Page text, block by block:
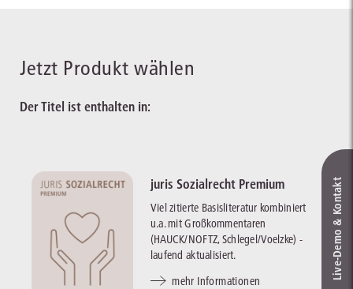
Jetzt Produkt wählen
Der Titel ist enthalten in:
juris Sozialrecht Premium
Viel zitierte Basisliteratur kombiniert
u.a. mit Großkommentaren
(HAUCK/NOFTZ, Schlegel/Voelzke) -
laufend aktualisiert.
mehr Informationen
Live‑Demo & Kontakt